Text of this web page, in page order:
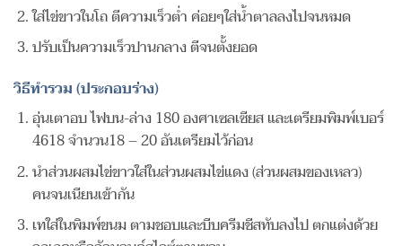
ใส่ไข่ขาวในโถ ตีความเร็วต่ำ ค่อยๆใส่น้ำตาลลงไปจนหมด
ปรับเป็นความเร็วปานกลาง ตีจนตั้งยอด
วิธีทำรวม (ประกอบร่าง)
อุ่นเตาอบ ไฟบน-ล่าง 180 องศาเซลเซียส และเตรียมพิมพ์เบอร์
4618 จำนวน18 – 20 อันเตรียมไว้ก่อน
นำส่วนผสมไข่ขาวใส่ในส่วนผสมไข่แดง (ส่วนผสมของเหลว)
คนจนเนียนเข้ากัน
เทใส่ในพิมพ์ขนม ตามชอบและบีบครีมชีสทับลงไป ตกแต่งด้วย